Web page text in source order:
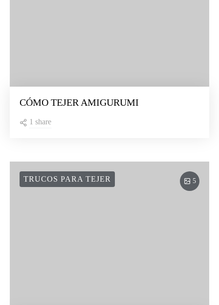
CÓMO TEJER AMIGURUMI
1 share
5
TRUCOS PARA TEJER